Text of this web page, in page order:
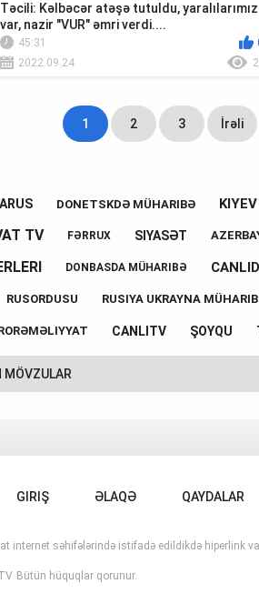
Təcili: Kəlbəcər atəşə tutuldu, yaralılarımız
var, nazir "VUR" əmri verdi....
45:31
2022.09.24
1 2 3 İrəli
DONETSKDƏ MÜHARIBƏ KIYEV
TV FƏRRUX SIYASƏT
DONBASDA MÜHARIBƏ
RUSORDUSU RUSIYA UKRAYNA
CANLITV ŞOYQU
MÖVZULAR
GIRIŞ ƏLAQƏ QAYDALAR
Bütün hüquqlar qorunur.
internet səhifələrində istifadə edildikdə hiperlink